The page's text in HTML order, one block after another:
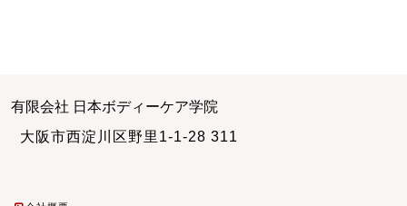
有限会社 日本ボディーケア学院
大阪市西淀川区野里1-1-28 311